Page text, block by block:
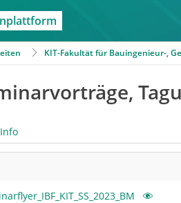
KIT-Fakultät für Bauingenieur-,
Info